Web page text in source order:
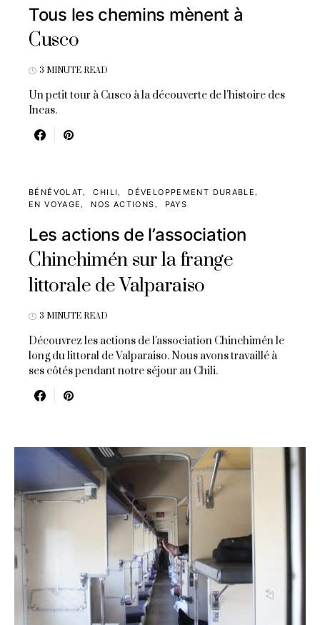
Tous les chemins mènent à
Cusco
3 MINUTE READ
Un petit tour à Cusco à la découverte de l'histoire des
Incas.
BÉNÉVOLAT CHILI
DÉVELOPPEMENT DURABLE
EN VOYAGE
NOS ACTIONS PAYS
Les actions de l’association
Chinchimén sur la frange
littorale de Valparaiso
3 MINUTE READ
Découvrez les actions de l'association Chinchimén le
long du littoral de Valparaiso. Nous avons travaillé à
ses côtés pendant notre séjour au Chili.